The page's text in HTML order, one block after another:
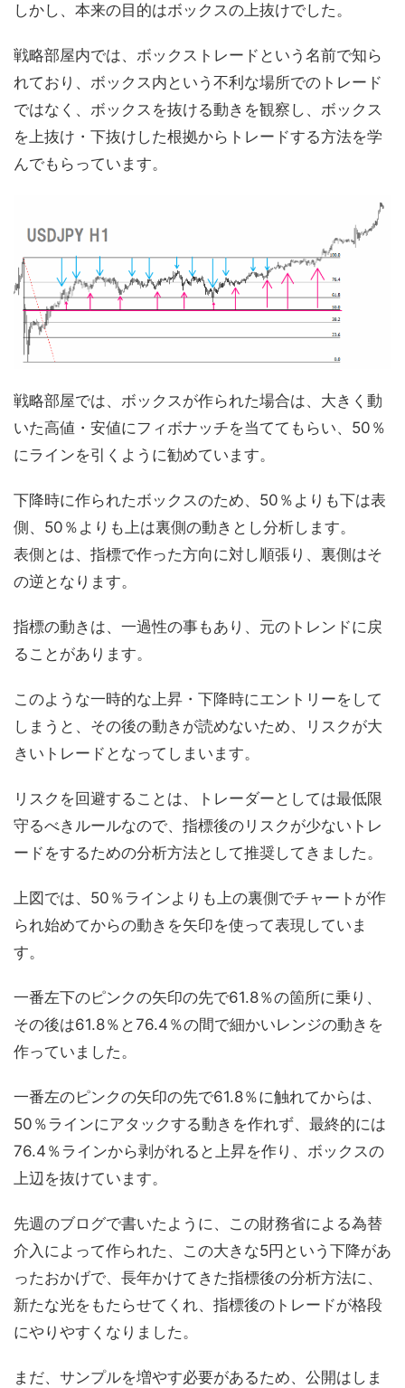
しかし、本来の目的はボックスの上抜けでした。
戦略部屋内では、ボックストレードという名前で知ら
れており、ボックス内という不利な場所でのトレード
ではなく、ボックスを抜ける動きを観察し、ボックス
を上抜け・下抜けした根拠からトレードする方法を学
んでもらっています。
戦略部屋では、ボックスが作られた場合は、大きく動
いた高値・安値にフィボナッチを当ててもらい、50％
にラインを引くように勧めています。
下降時に作られたボックスのため、50％よりも下は表
側、50％よりも上は裏側の動きとし分析します。
表側とは、指標で作った方向に対し順張り、裏側はそ
の逆となります。
指標の動きは、一過性の事もあり、元のトレンドに戻
ることがあります。
このような一時的な上昇・下降時にエントリーをして
しまうと、その後の動きが読めないため、リスクが大
きいトレードとなってしまいます。
リスクを回避することは、トレーダーとしては最低限
守るべきルールなので、指標後のリスクが少ないトレ
ードをするための分析方法として推奨してきました。
上図では、50％ラインよりも上の裏側でチャートが作
られ始めてからの動きを矢印を使って表現していま
す。
一番左下のピンクの矢印の先で61.8％の箇所に乗り、
その後は61.8％と76.4％の間で細かいレンジの動きを
作っていました。
一番左のピンクの矢印の先で61.8％に触れてからは、
50％ラインにアタックする動きを作れず、最終的には
76.4％ラインから剥がれると上昇を作り、ボックスの
上辺を抜けています。
先週のブログで書いたように、この財務省による為替
介入によって作られた、この大きな5円という下降があ
ったおかげで、長年かけてきた指標後の分析方法に、
新たな光をもたらせてくれ、指標後のトレードが格段
にやりやすくなりました。
まだ、サンプルを増やす必要があるため、公開はしま